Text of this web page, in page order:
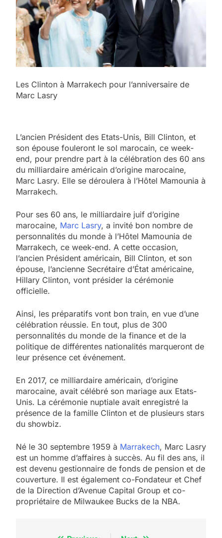
Les Clinton à Marrakech pour l’anniversaire de
Marc Lasry
L’ancien Président des Etats-Unis, Bill Clinton, et
son épouse fouleront le sol marocain, ce week-
end, pour prendre part à la célébration des 60 ans
du milliardaire américain d’origine marocaine,
Marc Lasry. Elle se déroulera à l’Hôtel Mamounia à
Marrakech.
Pour ses 60 ans, le milliardaire juif d’origine
marocaine, Marc Lasry, a invité bon nombre de
personnalités du monde à l’Hôtel Mamounia de
Marrakech, ce week-end. A cette occasion,
l’ancien Président américain, Bill Clinton, et son
épouse, l’ancienne Secrétaire d’État américaine,
Hillary Clinton, vont présider la cérémonie
officielle.
Ainsi, les préparatifs vont bon train, en vue d’une
célébration réussie. En tout, plus de 300
personnalités du monde de la finance et de la
politique de différentes nationalités marqueront de
leur présence cet événement.
En 2017, ce milliardaire américain, d’origine
marocaine, avait célébré son mariage aux Etats-
Unis. La cérémonie nuptiale avait enregistré la
présence de la famille Clinton et de plusieurs stars
du showbiz.
Né le 30 septembre 1959 à Marrakech, Marc Lasry
est un homme d’affaires à succès. Au fil des ans, il
est devenu gestionnaire de fonds de pension et de
couverture. Il est également co-Fondateur et Chef
de la Direction d’Avenue Capital Group et co-
propriétaire de Milwaukee Bucks de la NBA.
2025, l’année la plus
meurtrière selon le
l’antisémitisme